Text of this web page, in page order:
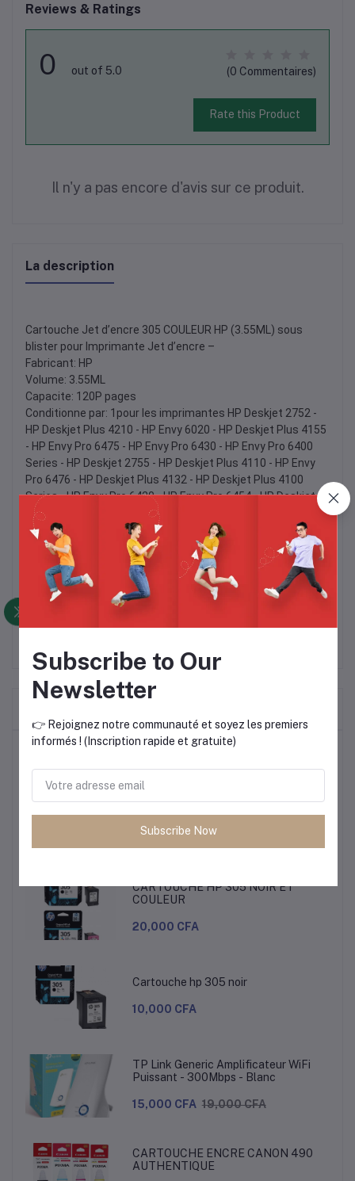
Reviews & Ratings
0 out of 5.0 (0 Commentaires)
Rate this Product
Il n'y a pas encore d'avis sur ce produit.
La description
Cartouche Jet d’encre 305 COULEUR HP (3.55ML) sous
blister pour Imprimante Jet d’encre –
Fabricant: HP
Volume: 3.55ML
Capacite: 120P pages
Conditionne par: 1pour les imprimantes HP Deskjet 2752 -
HP Deskjet Plus 4210 - HP Envy 6020 - HP Deskjet Plus 4155
- HP Envy Pro 6475 - HP Envy Pro 6430 - HP Envy Pro 6400
Series - HP Deskjet 2755 - HP Deskjet Plus 4110 - HP Envy
Pro 6476 - HP Deskjet Plus 4132 - HP Deskjet Plus 4100
Series - HP Envy Pro 6420 - HP Envy Pro 6454 - HP Deskjet
Plus 4152 - HP Deskjet 2700 Series - HP Envy Pro 6422 - HP
Envy Pro 6458 - HP Deskjet 2732 - HP Deskjet Plus 4140 - HP
Envy 6055 - HP Deskjet 2720 - HP Envy Pro 6455 - HP Deskjet
Plus 4130 - HP Deskjet 2721 - HP Envy Pro 6432 - HP Envy
Pro 6452 - HP Deskjet Plus 4122 - HP Deskjet 2710 - HP
Deskjet Plus 4120 -
Produits les plus vendus
CARTOUCHE HP 305 NOIR ET
20,000 CFA
CARTOUCHE HP 305 NOIR ET
COULEUR
20,000 CFA
Cartouche hp 305 noir
10,000 CFA
TP Link Generic Amplificateur WiFi
Puissant - 300Mbps - Blanc
15,000 CFA 19,000 CFA
CARTOUCHE ENCRE CANON 490
AUTHENTIQUE
Subscribe to Our
Newsletter
👉 Rejoignez notre communauté et soyez les premiers
informés ! (Inscription rapide et gratuite)
Subscribe Now